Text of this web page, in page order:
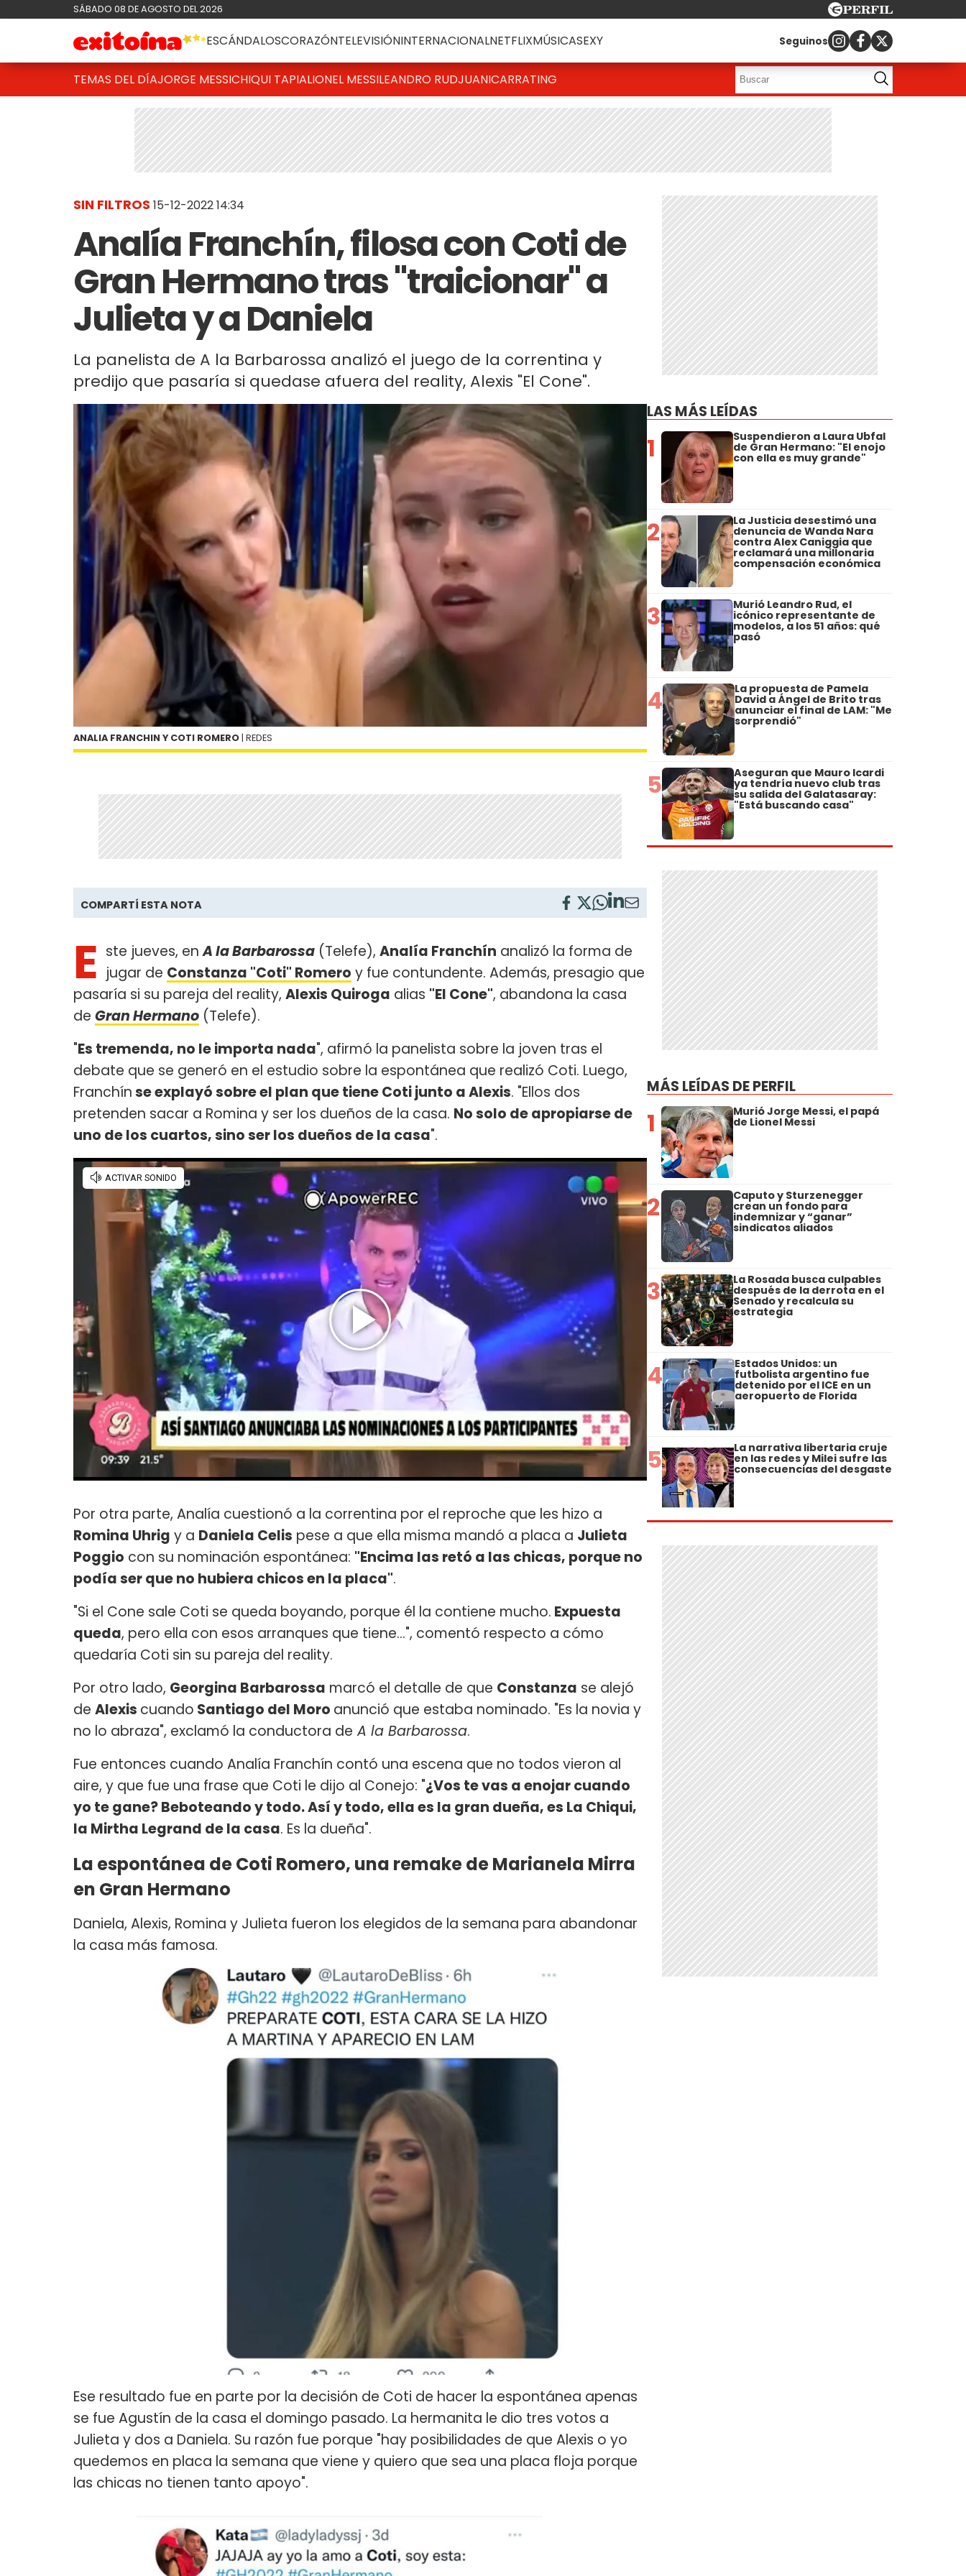
SÁBADO 08 DE AGOSTO DEL 2026
ESCÁNDALOSCORAZÓNTELEVISIÓNINTERNACIONALNETFLIXMÚSICASEXY Seguinos
TEMAS DEL DÍAJORGE MESSICHIQUI TAPIALIONEL MESSILEANDRO RUDJUANICARRATING
SIN FILTROS 15-12-2022 14:34
Analía Franchín, filosa con Coti de
Gran Hermano tras "traicionar" a
Julieta y a Daniela
La panelista de A la Barbarossa analizó el juego de la correntina y
predijo que pasaría si quedase afuera del reality, Alexis "El Cone".
ANALIA FRANCHIN Y COTI ROMERO | REDES
COMPARTÍ ESTA NOTA
E ste jueves, enA la Barbarossa (Telefe), Analía Franchín analizó la forma de
jugar de Constanza "Coti" Romero y fue contundente. Además, presagio que
pasaría si su pareja del reality, Alexis Quiroga alias "El Cone", abandona la casa
de Gran Hermano (Telefe).
"Es tremenda, no le importa nada", afirmó la panelista sobre la joven tras el
debate que se generó en el estudio sobre la espontánea que realizó Coti. Luego,
Franchínse explayó sobre el plan que tiene Coti junto a Alexis. "Ellos dos
pretenden sacar a Romina y ser los dueños de la casa. No solo de apropiarse de
uno de los cuartos, sino ser los dueños de la casa".
Por otra parte, Analía cuestionó a la correntina por el reproche que les hizo a
Romina Uhrig y a Daniela Celis pese a que ella misma mandó a placa a Julieta
Poggio con su nominación espontánea: "Encima las retó a las chicas, porque no
podía ser que no hubiera chicos en la placa".
"Si el Cone sale Coti se queda boyando, porque él la contiene mucho. Expuesta
queda, pero ella con esos arranques que tiene...", comentó respecto a cómo
quedaría Coti sin su pareja del reality.
Por otro lado, Georgina Barbarossa marcó el detalle de que Constanza se alejó
de Alexis cuando Santiago del Moro anunció que estaba nominado. "Es la novia y
no lo abraza", exclamó la conductora de A la Barbarossa.
Fue entonces cuando Analía Franchín contó una escena que no todos vieron al
aire, y que fue una frase que Coti le dijo al Conejo: "¿Vos te vas a enojar cuando
yo te gane? Beboteando y todo. Así y todo, ella es la gran dueña, es La Chiqui,
la Mirtha Legrand de la casa. Es la dueña".
La espontánea de Coti Romero, una remake de Marianela Mirra
en Gran Hermano
Daniela, Alexis, Romina y Julieta fueron los elegidos de la semana para abandonar
la casa más famosa.
Ese resultado fue en parte por la decisión de Coti de hacer la espontánea apenas
se fue Agustín de la casa el domingo pasado. La hermanita le dio tres votos a
Julieta y dos a Daniela. Su razón fue porque "hay posibilidades de que Alexis o yo
quedemos en placa la semana que viene y quiero que sea una placa floja porque
las chicas no tienen tanto apoyo".
LAS MÁS LEÍDAS
1 Suspendieron a Laura Ubfal
de Gran Hermano: "El enojo
con ella es muy grande"
2 La Justicia desestimó una
denuncia de Wanda Nara
contra Alex Caniggia que
reclamará una millonaria
compensación económica
3 Murió Leandro Rud, el
icónico representante de
modelos, a los 51 años: qué
pasó
4 La propuesta de Pamela
David a Ángel de Brito tras
anunciar el final de LAM: "Me
sorprendió"
5 Aseguran que Mauro Icardi
ya tendría nuevo club tras
su salida del Galatasaray:
"Está buscando casa"
MÁS LEÍDAS DE PERFIL
1 Murió Jorge Messi, el papá
de Lionel Messi
2 Caputo y Sturzenegger
crean un fondo para
indemnizar y “ganar”
sindicatos aliados
3 La Rosada busca culpables
después de la derrota en el
Senado y recalcula su
estrategia
4 Estados Unidos: un
futbolista argentino fue
detenido por el ICE en un
aeropuerto de Florida
5 La narrativa libertaria cruje
en las redes y Milei sufre las
consecuencias del desgaste